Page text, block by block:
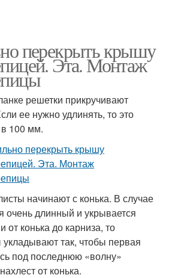
перекрыть крышу
Эта. Монтаж
решетки прикручивают
ее нужно удлинять, то это
100 мм.
начинают с конька. В случае
очень длинный и укрывается
от конька до карниза, то
так, чтобы первая
под последнюю «волну»
от конька.